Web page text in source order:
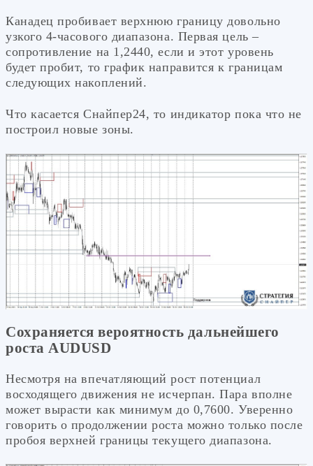
Канадец пробивает верхнюю границу довольно
узкого 4-часового диапазона. Первая цель –
сопротивление на 1,2440, если и этот уровень
будет пробит, то график направится к границам
следующих накоплений.
Что касается Снайпер24, то индикатор пока что не
построил новые зоны.
Сохраняется вероятность дальнейшего
роста AUDUSD
Несмотря на впечатляющий рост потенциал
восходящего движения не исчерпан. Пара вполне
может вырасти как минимум до 0,7600. Уверенно
говорить о продолжении роста можно только после
пробоя верхней границы текущего диапазона.